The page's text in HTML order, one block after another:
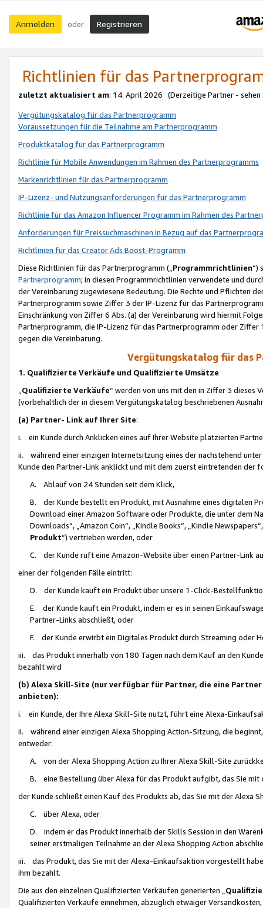
Anmelden oder Registrieren
Richtlinien für das
zuletzt aktualisiert am: 14. April 2026 (Derzeitige Partner - sehen
Vergütungskatalog für das Partnerprogramm
Voraussetzungen für die Teilnahme am Partnerprogramm
Produktkatalog für das Partnerprogramm
Richtlinie für Mobile Anwendungen im Rahmen des Partnerprogramms
Markenrichtlinien für das Partnerprogramm
IP-Lizenz- und Nutzungsanforderungen für das Partnerprogramm
Richtlinie für das Amazon Influencer Programm im Rahmen des
Anforderungen für Preissuchmaschinen in Bezug auf das
Richtlinien für das Creator Ads Boost-Programm
Diese Richtlinien für das Partnerprogramm („Programmrichtlinien“)
Partnerprogramm; in diesen Programmrichtlinien verwendete und
der Vereinbarung zugewiesene Bedeutung. Die Rechte und Pflichten
Partnerprogramm sowie Ziffer 3 der IP-Lizenz für das
Einschränkung von Ziffer 6 Abs. (a) der Vereinbarung wird hiermit
Partnerprogramm, die IP-Lizenz für das Partnerprogramm oder
gegen die Vereinbarung.
Vergütungskatalog für das
1. Qualifizierte Verkäufe und Qualifizierte Umsätze
Qualifizierte Verkäufe“ werden von uns mit den in Ziffer 3
(vorbehaltlich der in diesem Vergütungskatalog beschriebenen
(a) Partner- Link auf Ihrer Site:
i. ein Kunde durch Anklicken eines auf Ihrer Website platzierten
ii. während einer einzigen Internetsitzung eines der nachstehend
Kunde den Partner-Link anklickt und mit dem zuerst eintretenden der
A. Ablauf von 24 Stunden seit dem Klick,
B. der Kunde bestellt ein Produkt, mit Ausnahme eines digitalen
Download einer Amazon Software oder Produkte, die unter dem
Downloads“, „Amazon Coin“, „Kindle Books“, „Kindle
Produkt“) vertrieben werden, oder
C. der Kunde ruft eine Amazon-Website über einen Partner-Link
einer der folgenden Fälle eintritt:
D. der Kunde kauft ein Produkt über unsere 1-Click-
E. der Kunde kauft ein Produkt, indem er es in seinen
Partner-Links abschließt, oder
F. der Kunde erwirbt ein Digitales Produkt durch Streaming oder
iii. das Produkt innerhalb von 180 Tagen nach dem Kauf an den
bezahlt wird
(b) Alexa Skill-Site (nur verfügbar für Partner, die eine
anbieten):
i. ein Kunde, der Ihre Alexa Skill-Site nutzt, führt eine Alexa-
ii. während einer einzigen Alexa Shopping Action-Sitzung, die
entweder:
A. von der Alexa Shopping Action zu Ihrer Alexa Skill-Site
B. eine Bestellung über Alexa für das Produkt aufgibt, das Sie mit
der Kunde schließt einen Kauf des Produkts ab, das Sie mit der Alexa
C. über Alexa, oder
D. indem er das Produkt innerhalb der Skills Session in den
seiner erstmaligen Teilnahme an der Alexa Shopping Action
iii. das Produkt, das Sie mit der Alexa-Einkaufsaktion vorgestellt
ihm bezahlt.
Die aus den einzelnen Qualifizierten Verkäufen generierten „
Qualifizierten Verkäufe einnehmen, abzüglich etwaiger